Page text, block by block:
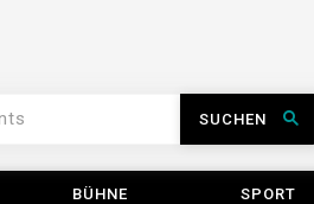
SUCHEN
BÜHNE SPORT